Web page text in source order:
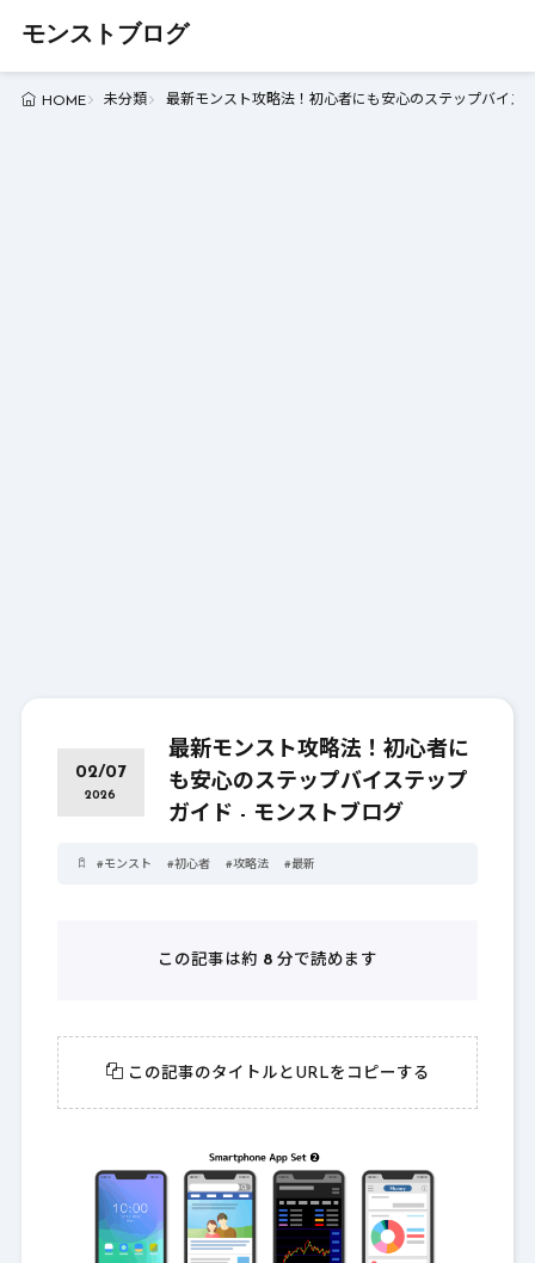
モンストブログ
HOME 未分類 最新モンスト攻略法！初心者にも安心のステップバイス
02/07
2026
最新モンスト攻略法！初心者に
も安心のステップバイステップ
ガイド - モンストブログ
#モンスト #初心者 #攻略法 #最新
この記事は約 8 分で読めます
この記事のタイトルとURLをコピーする